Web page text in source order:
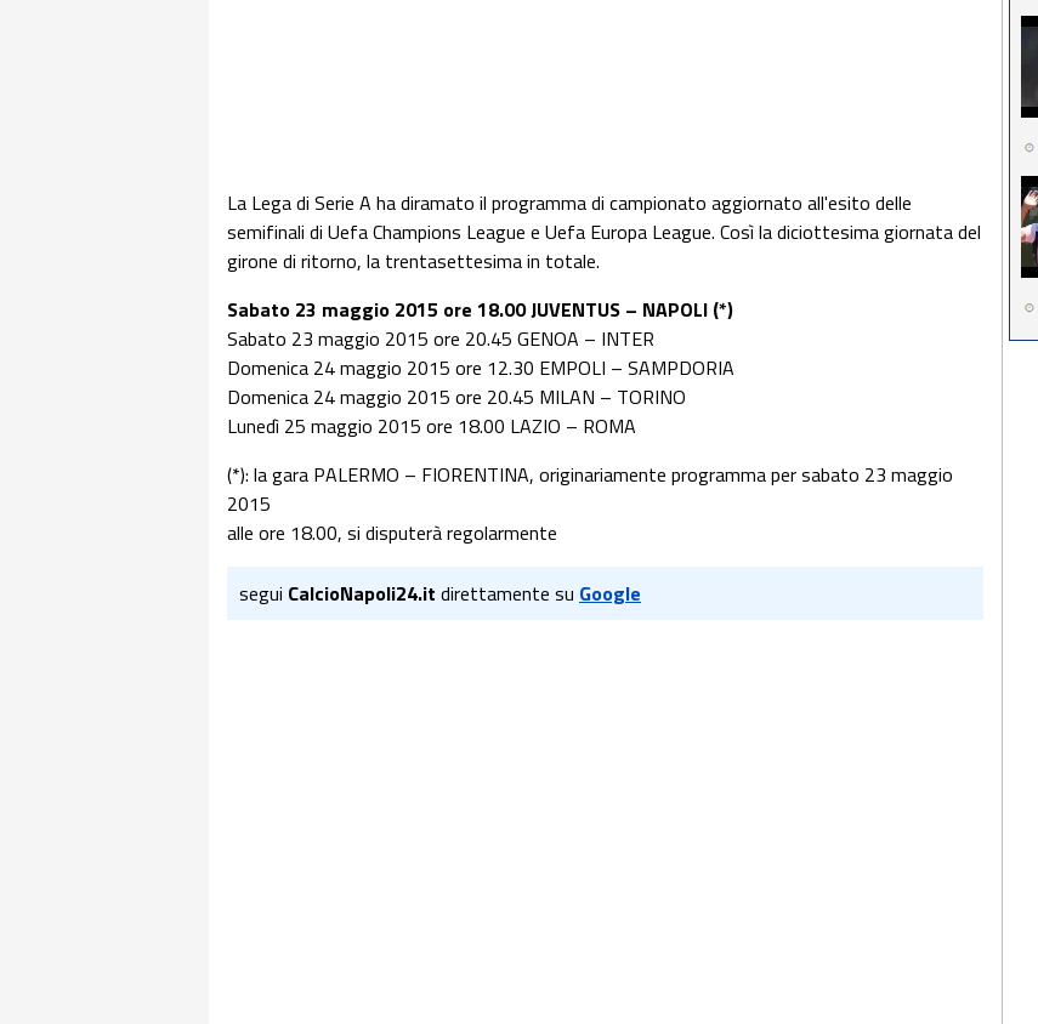
La Lega di Serie A ha diramato il programma di campionato aggiornato all'esito delle
semifinali di Uefa Champions League e Uefa Europa League. Così la diciottesima giornata del
girone di ritorno, la trentasettesima in totale.
Sabato 23 maggio 2015 ore 18.00 JUVENTUS – NAPOLI (*)
Sabato 23 maggio 2015 ore 20.45 GENOA – INTER
Domenica 24 maggio 2015 ore 12.30 EMPOLI – SAMPDORIA
Domenica 24 maggio 2015 ore 20.45 MILAN – TORINO
Lunedì 25 maggio 2015 ore 18.00 LAZIO – ROMA
(*): la gara PALERMO – FIORENTINA, originariamente programma per sabato 23 maggio
2015
alle ore 18.00, si disputerà regolarmente
segui CalcioNapoli24.it direttamente su Google